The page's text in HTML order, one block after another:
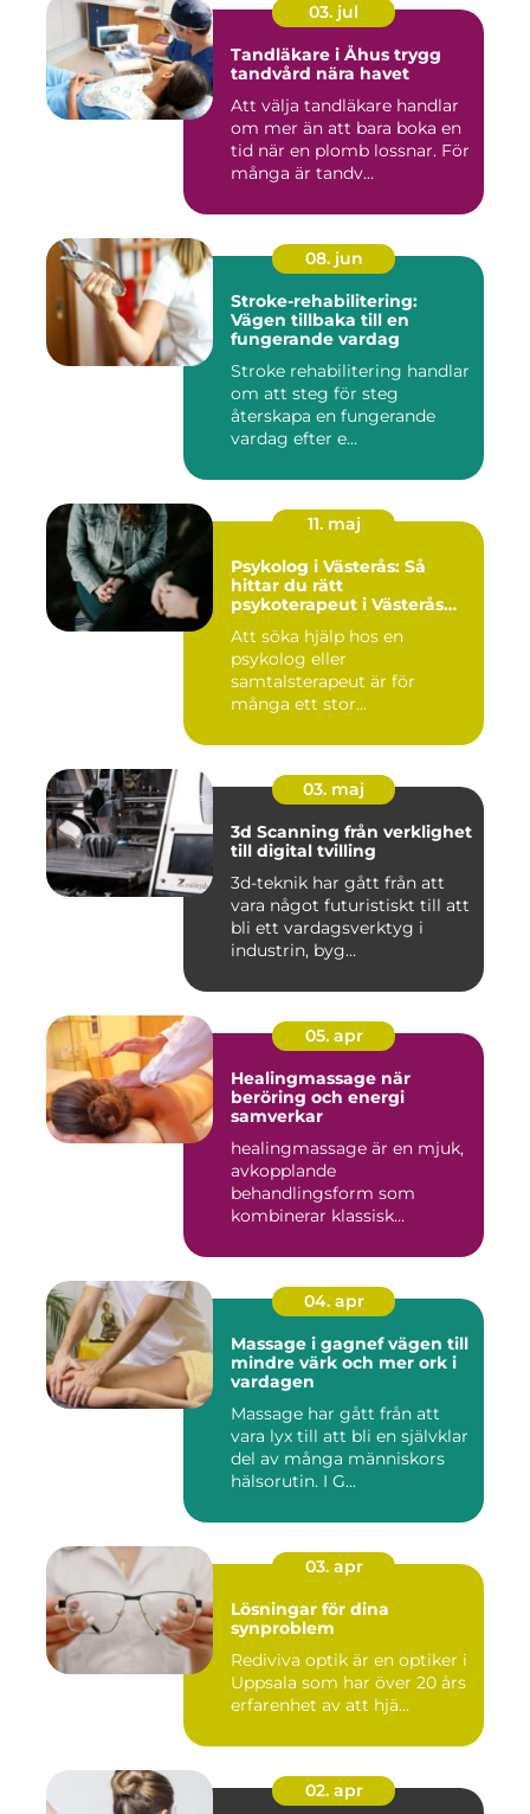
03. jul
Tandläkare i Åhus trygg
tandvård nära havet
Att välja tandläkare handlar
om mer än att bara boka en
tid när en plomb lossnar. För
många är tandv...
08. jun
Stroke-rehabilitering:
Vägen tillbaka till en
fungerande vardag
Stroke rehabilitering handlar
om att steg för steg
återskapa en fungerande
vardag efter e...
11. maj
Psykolog i Västerås: Så
hittar du rätt
psykoterapeut i Västerås
Att söka hjälp hos en
psykolog eller
samtalsterapeut är för
många ett stor...
03. maj
3d Scanning från verklighet
till digital tvilling
3d-teknik har gått från att
vara något futuristiskt till att
bli ett vardagsverktyg i
industrin, byg...
05. apr
Healingmassage när
beröring och energi
samverkar
healingmassage är en mjuk,
avkopplande
behandlingsform som
kombinerar klassisk
04. apr
Massage i gagnef vägen till
mindre värk och mer ork i
vardagen
Massage har gått från att
vara lyx till att bli en självklar
del av många människors
hälsorutin. I G...
03. apr
Lösningar för dina
synproblem
Rediviva optik är en optiker i
Uppsala som har över 20 års
erfarenhet av att hjä...
02. apr